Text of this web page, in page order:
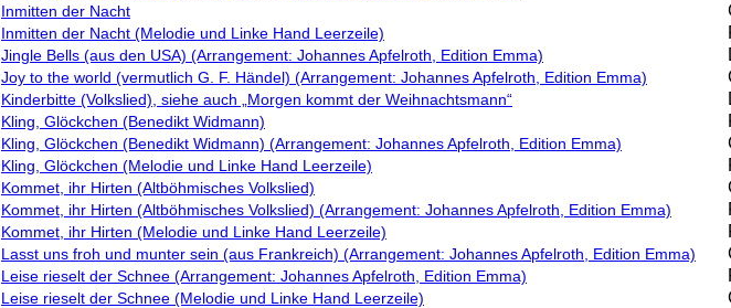
Inmitten der Nacht
Inmitten der Nacht (Melodie und Linke Hand Leerzeile)
Jingle Bells (aus den USA) (Arrangement: Johannes Apfelroth, Edition Emma)
Joy to the world (vermutlich G. F. Händel) (Arrangement: Johannes Apfelroth, Edition Emma)
Kinderbitte (Volkslied), siehe auch „Morgen kommt der Weihnachtsmann“
Kling, Glöckchen (Benedikt Widmann)
Kling, Glöckchen (Benedikt Widmann) (Arrangement: Johannes Apfelroth, Edition Emma)
Kling, Glöckchen (Melodie und Linke Hand Leerzeile)
Kommet, ihr Hirten (Altböhmisches Volkslied)
Kommet, ihr Hirten (Altböhmisches Volkslied) (Arrangement: Johannes Apfelroth, Edition Emma)
Kommet, ihr Hirten (Melodie und Linke Hand Leerzeile)
Lasst uns froh und munter sein (aus Frankreich) (Arrangement: Johannes Apfelroth, Edition Emma)
Leise rieselt der Schnee (Arrangement: Johannes Apfelroth, Edition Emma)
Leise rieselt der Schnee (Melodie und Linke Hand Leerzeile)